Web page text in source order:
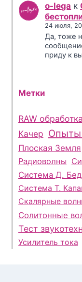
o-lega к
24 июля,
Да, тоже
приду к
Метки
RAW обработка
Качер Опыты
Плоская Земля
Радиоволны
Система Д.
Система Т.
Скалярные
Солитонные
Тест
Усилитель тока